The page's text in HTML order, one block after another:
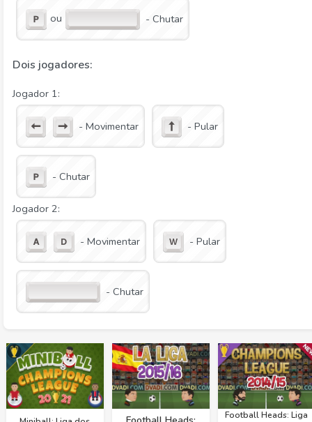
ou - Chutar
Dois jogadores:
Jogador 1:
- Movimentar - Pular
- Chutar
Jogador 2:
- Movimentar - Pular
- Chutar
Football Heads: Liga